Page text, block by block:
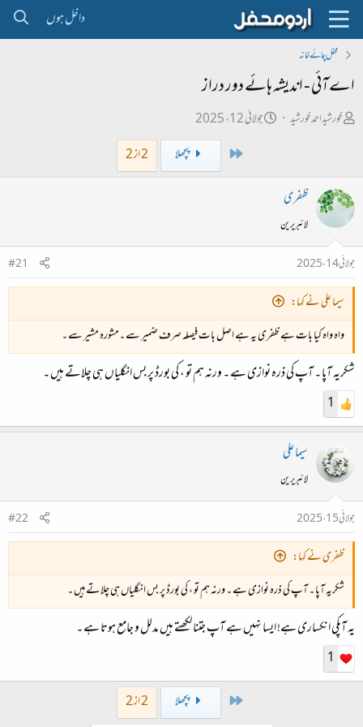
داخل ہوں
محفل چائے خانہ
اےآئی - اندیشہ ہائے دور دراز
ص
ب
ل
ڑ
ی
خورشیداحمدخورشید
ت
ا
ء
جولائی 12، 2025
First
پچھلا 2 از 2
ظفری
لائبریرین
جولائی 14، 2025
#21
سیما علی نے کہا:
واہ واہ کیا بات ہے ظفری یہ ہے اصل بات فیصلہ صرف ضمیر سے ۔مشورہ مشیر سے ۔
شکریہ آپا ۔ آپ کی ذرہ نوازی ہے ۔ ورنہ ہم تو ، کی بورڈ پر بس انگلیاں ہی چلاتے ہیں ۔
1
سیما علی
لائبریرین
جولائی 15، 2025
#22
ظفری نے کہا:
شکریہ آپا ۔ آپ کی ذرہ نوازی ہے ۔ ورنہ ہم تو ، کی بورڈ پر بس انگلیاں ہی چلاتے ہیں ۔
یہ آپکی انکساری ہے! ایسا نہیں ہے آپ جتنا لکھتے ہیں مدلل و جامع ہوتا ہے ۔
1
First
پچھلا 2 از 2